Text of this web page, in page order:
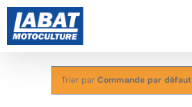
Passer
contenu
Trier par Commande par défaut